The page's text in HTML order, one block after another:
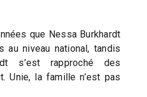
que Nessa Burkhardt
au niveau national, tandis
s’est rapproché des
Unie, la famille n’est pas